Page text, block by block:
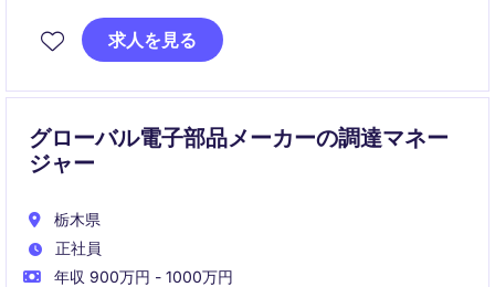
です。
求人を見る
グローバル電子部品メーカーの調達マネー
ジャー
栃木県
正社員
年収 900万円 - 1000万円